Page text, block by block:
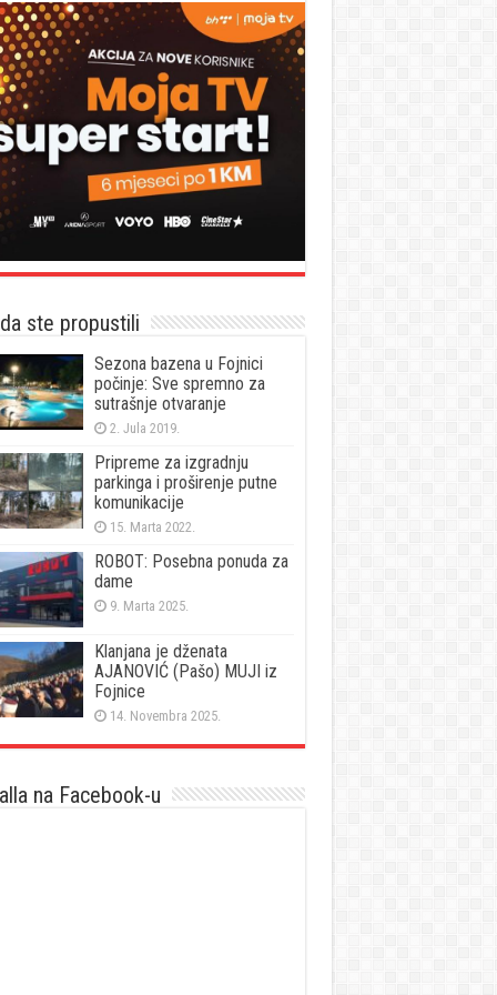
ste propustili
Sezona bazena u Fojnici
počinje: Sve spremno za
sutrašnje otvaranje
2. Jula 2019.
Pripreme za izgradnju
parkinga i proširenje putne
komunikacije
15. Marta 2022.
ROBOT: Posebna ponuda za
dame
9. Marta 2025.
Klanjana je dženata
AJANOVIĆ (Pašo) MUJI iz
Fojnice
14. Novembra 2025.
na Facebook-u